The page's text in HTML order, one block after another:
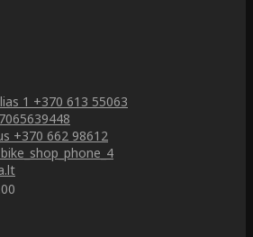
1 +370 613 55063
+370 662 98612
bike_shop_phone_4